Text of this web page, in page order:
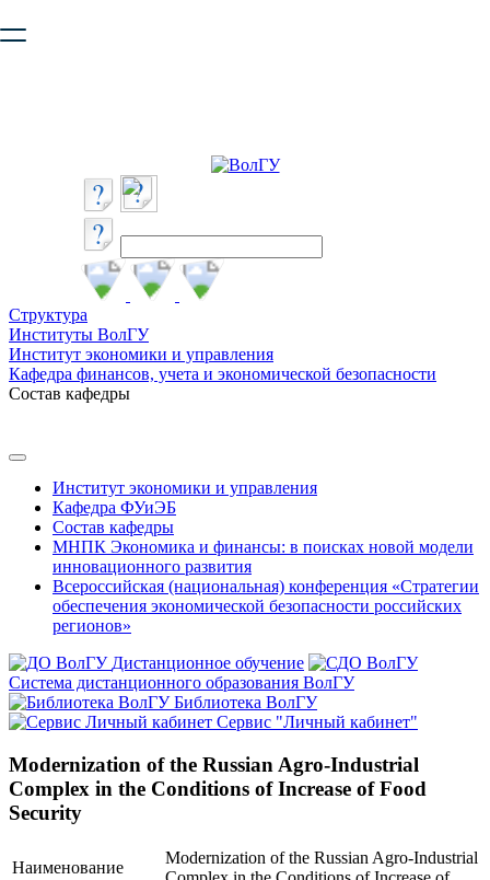
безопасную работу с сайтом. Пожалуйста
Структура
Институты ВолГУ
Институт экономики и управления
Кафедра финансов, учета и экономической безопасности
Состав кафедры
Институт экономики и управления
Кафедра ФУиЭБ
Состав кафедры
МНПК Экономика и финансы: в поисках новой модели
инновационного развития
Всероссийская (национальная) конференция «Стратегии
обеспечения экономической безопасности российских
регионов»
Дистанционное обучение
Система дистанционного образования ВолГУ
Библиотека ВолГУ
Сервис "Личный кабинет"
Modernization of the Russian Agro-Industrial
Complex in the Conditions of Increase of Food
Security
Наименование
Modernization of the Russian Agro-Industrial